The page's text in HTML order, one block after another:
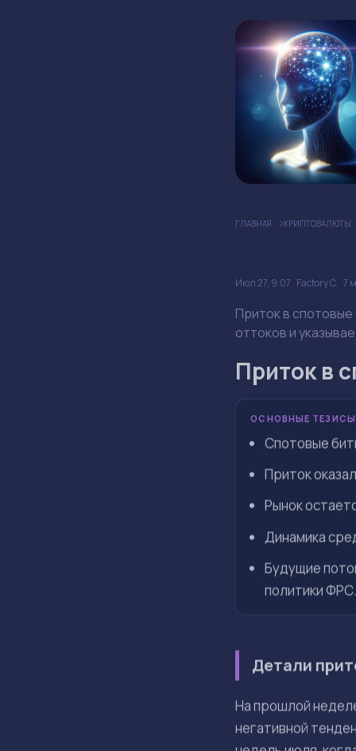
ГЛАВНАЯ КРИПТОВАЛЮТЫ
Июл 27, 9:07 Factory C.